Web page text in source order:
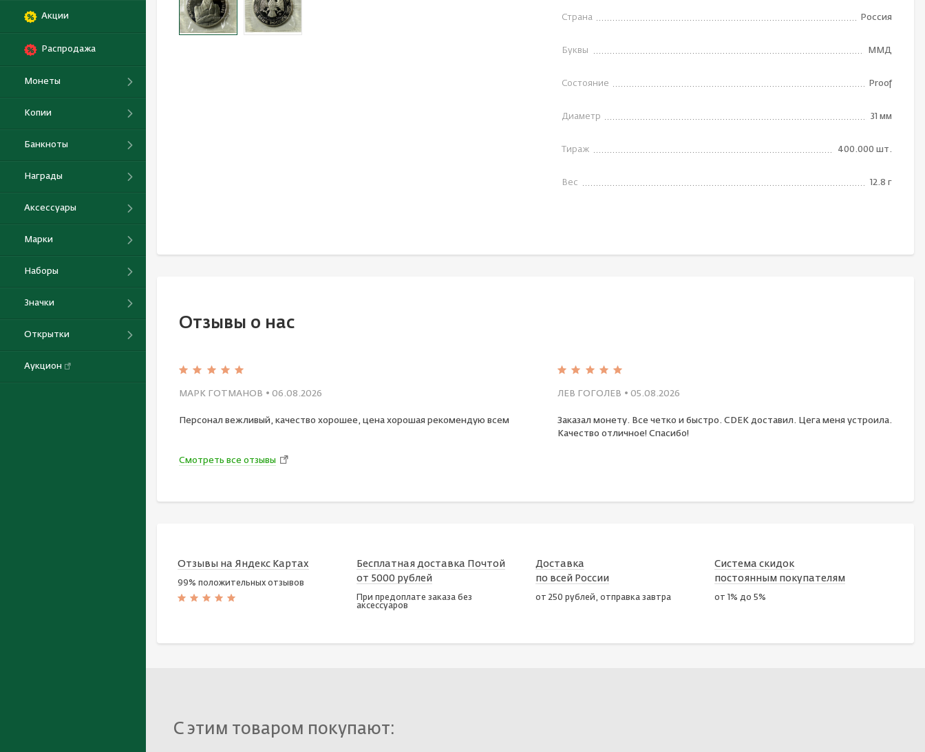
Акции
Распродажа
Монеты
Копии
Банкноты
Награды
Аксессуары
Марки
Наборы
Значки
Открытки
Аукцион
Страна Россия
Буквы ММД
Состояние Proof
Диаметр 31 мм
Тираж 400.000 шт.
Вес 12.8 г
Отзывы о нас
МАРК ГОТМАНОВ • 06.08.2026
Персонал вежливый, качество хорошее, цена хорошая рекомендую всем
ЛЕВ ГОГОЛЕВ • 05.08.2026
Заказал монету. Все четко и быстро. CDEK доставил. Цега меня устроила.
Качество отличное! Спасибо!
Смотреть все отзывы
Отзывы на Яндекс Картах
99% положительных отзывов
Бесплатная доставка Почтой
от 5000 рублей
При предоплате заказа без
аксессуаров
Доставка
по всей России
от 250 рублей, отправка завтра
Система скидок
постоянным покупателям
от 1% до 5%
С этим товаром покупают: